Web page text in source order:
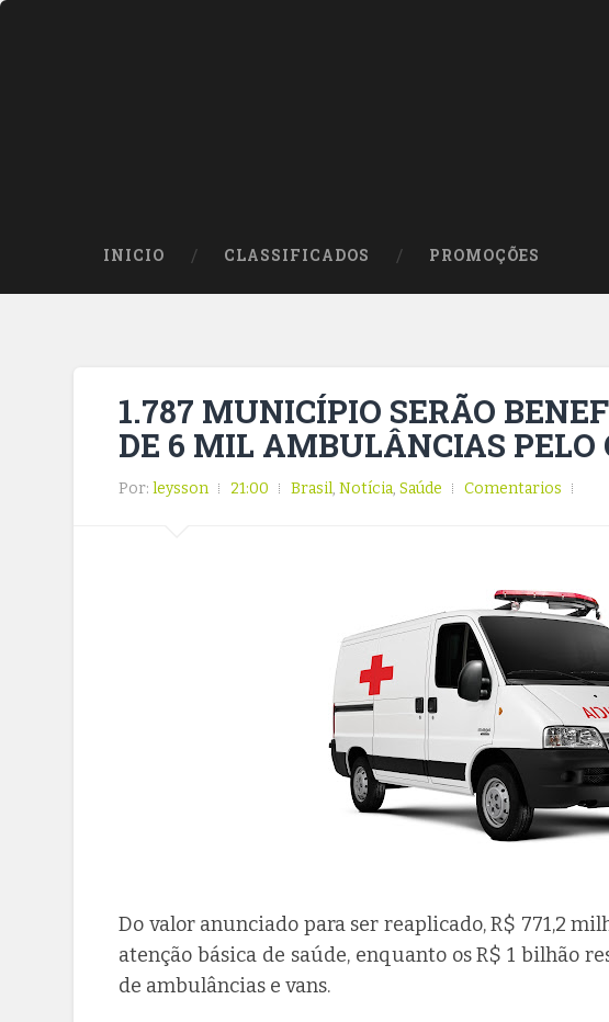
INICIO CLASSIFICADOS PROMOÇÕES
1.787 MUNICÍPIO SERÃO
DE 6 MIL AMBULÂNCIAS PELO
Por:leysson 21:00 Brasil,Notícia,Saúde Comentarios
Do valor anunciado para ser reaplicado, R$ 771,2
atenção básica de saúde, enquanto os R$ 1 bilhão
de ambulâncias e vans.